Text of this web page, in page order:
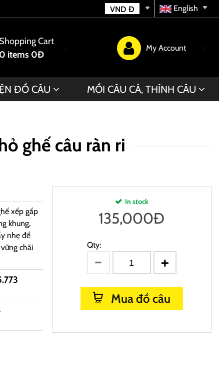
English
VND Đ
Shopping Cart
0 items 0Đ
My Account
ĐỒ CÂU MỒI CÂU CÁ, THÍNH CÂU
ghế câu ràn ri
xếp gấp
khung,
nhẹ để
chãi
In stock
135,000Đ
Qty:
Mua đồ câu